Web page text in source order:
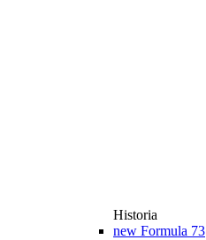
Historia
new Formula 73